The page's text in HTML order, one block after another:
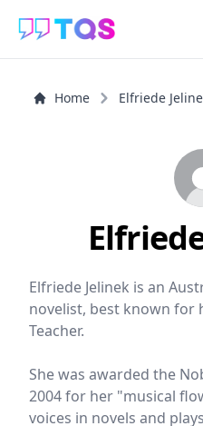
Home Elfriede
Elfriede Jelinek is an
novelist, best known for
Teacher.
She was awarded the
2004 for her "musical
voices in novels and